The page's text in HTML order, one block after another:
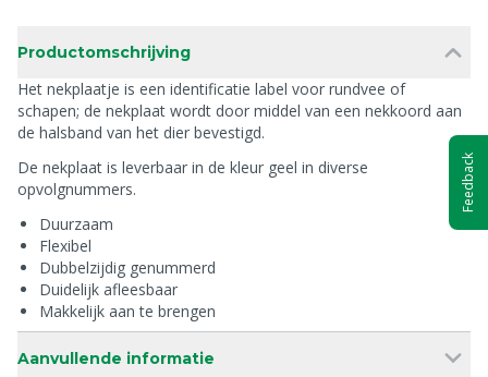
Productomschrijving
Het nekplaatje is een identificatie label voor rundvee of
schapen; de nekplaat wordt door middel van een nekkoord aan
de halsband van het dier bevestigd.
De nekplaat is leverbaar in de kleur geel in diverse
opvolgnummers.
Duurzaam
Flexibel
Dubbelzijdig genummerd
Duidelijk afleesbaar
Makkelijk aan te brengen
Aanvullende informatie
Feedback